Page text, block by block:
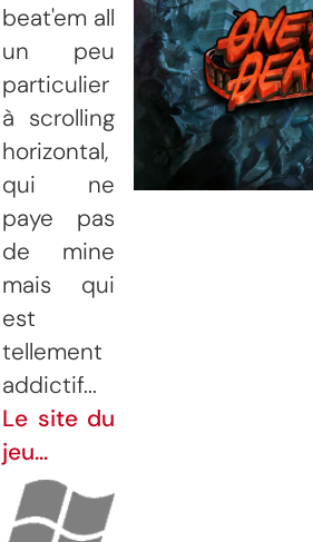
beat'em all
un peu
particulier
à scrolling
horizontal,
qui ne
paye pas
de mine
mais qui
est
tellement
addictif...
Le site du
jeu...